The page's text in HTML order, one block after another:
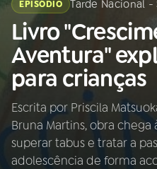
Buscar
na
Rádio
Nacional
AO
INÍCIO
EPISÓDIO Tarde Nacional -
Livro
Aventura"
para crianças
Escrita por Priscila
Bruna Martins, obra
superar tabus e tratar a
adolescência de forma